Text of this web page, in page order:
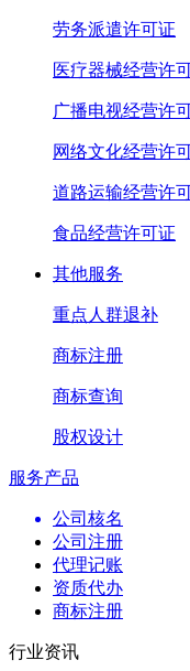
劳务派遣许可证
医疗器械经营许
广播电视经营许
网络文化经营许
道路运输经营许
食品经营许可证
其他服务
重点人群退补
商标注册
商标查询
股权设计
服务产品
公司核名
公司注册
代理记账
资质代办
商标注册
行业资讯